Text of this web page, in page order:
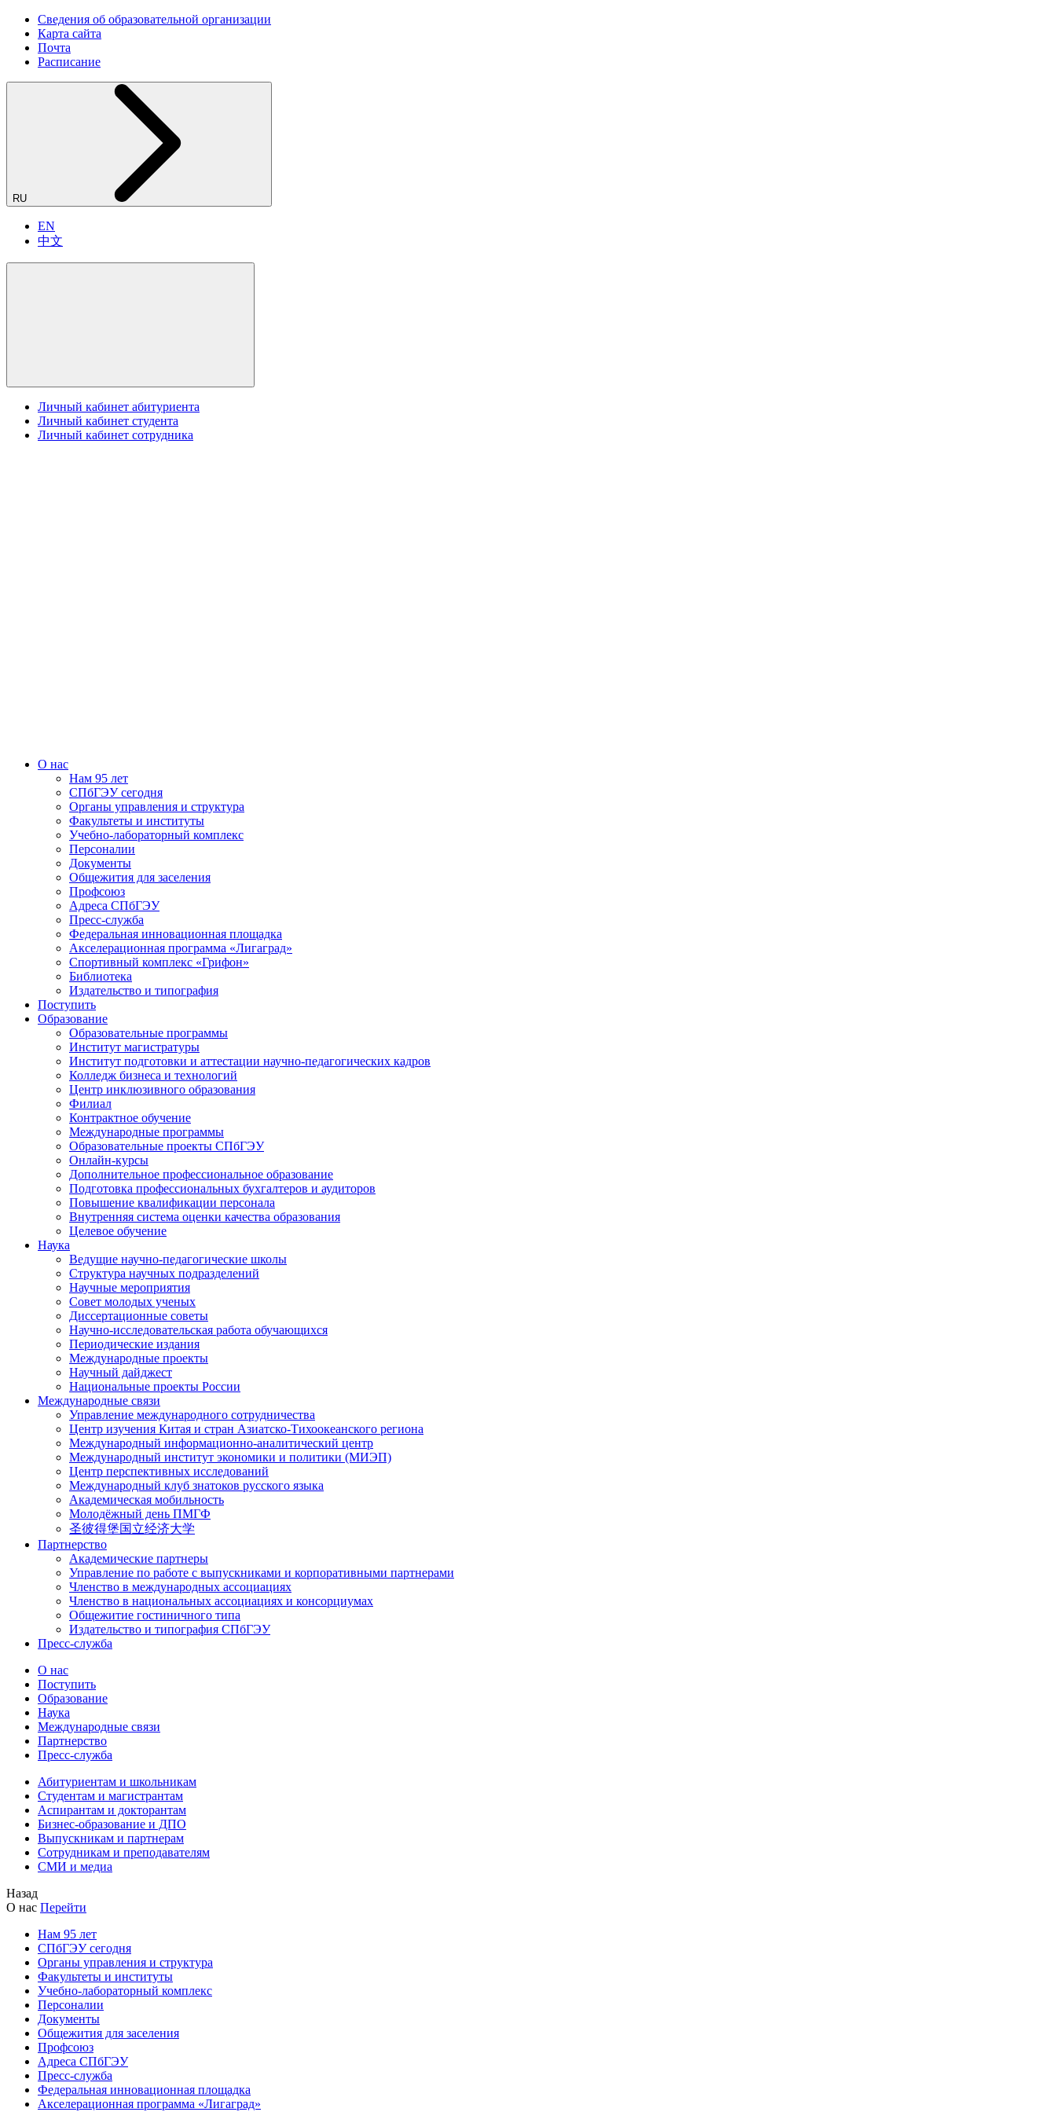
Сведения об образовательной организации
Карта сайта
Почта
Расписание
RU
EN
中文
Личный кабинет абитуриента
Личный кабинет студента
Личный кабинет сотрудника
О нас
Нам 95 лет
СПбГЭУ сегодня
Органы управления и структура
Факультеты и институты
Учебно-лабораторный комплекс
Персоналии
Документы
Общежития для заселения
Профсоюз
Адреса СПбГЭУ
Пресс-служба
Федеральная инновационная площадка
Акселерационная программа «Лигаград»­­
Спортивный комплекс «Грифон»
Библиотека
Издательство и типография
Поступить
Образование
Образовательные программы
Институт магистратуры
Институт подготовки и аттестации научно-педагогических кадров
Колледж бизнеса и технологий
Центр инклюзивного образования
Филиал
Контрактное обучение
Международные программы
Образовательные проекты СПбГЭУ
Онлайн-курсы
Дополнительное профессиональное образование
Подготовка профессиональных бухгалтеров и аудиторов
Повышение квалификации персонала
Внутренняя система оценки качества образования
Целевое обучение
Наука
Ведущие научно-педагогические школы
Структура научных подразделений
Научные мероприятия
Совет молодых ученых
Диссертационные советы
Научно-исследовательская работа обучающихся
Периодические издания
Международные проекты
Научный дайджест
Национальные проекты России
Международные связи
Управление международного сотрудничества
Центр изучения Китая и стран Азиатско-Тихоокеанского региона
Международный информационно-аналитический центр
Международный институт экономики и политики (МИЭП)
Центр перспективных исследований
Международный клуб знатоков русского языка
Академическая мобильность
Молодёжный день ПМГФ
圣彼得堡国立经济大学
Партнерство
Академические партнеры
Управление по работе с выпускниками и корпоративными партнерами
Членство в международных ассоциациях
Членство в национальных ассоциациях и консорциумах
Общежитие гостиничного типа
Издательство и типография СПбГЭУ
Пресс-служба
О нас
Поступить
Образование
Наука
Международные связи
Партнерство
Пресс-служба
Абитуриентам и школьникам
Студентам и магистрантам
Аспирантам и докторантам
Бизнес-образование и ДПО
Выпускникам и партнерам
Сотрудникам и преподавателям
СМИ и медиа
Назад
О нас Перейти
Нам 95 лет
СПбГЭУ сегодня
Органы управления и структура
Факультеты и институты
Учебно-лабораторный комплекс
Персоналии
Документы
Общежития для заселения
Профсоюз
Адреса СПбГЭУ
Пресс-служба
Федеральная инновационная площадка
Акселерационная программа «Лигаград»­­